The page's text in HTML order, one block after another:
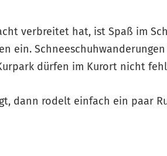
verbreitet hat, ist Spaß im
ein.
dürfen im Kurort nicht
dann rodelt einfach ein paar